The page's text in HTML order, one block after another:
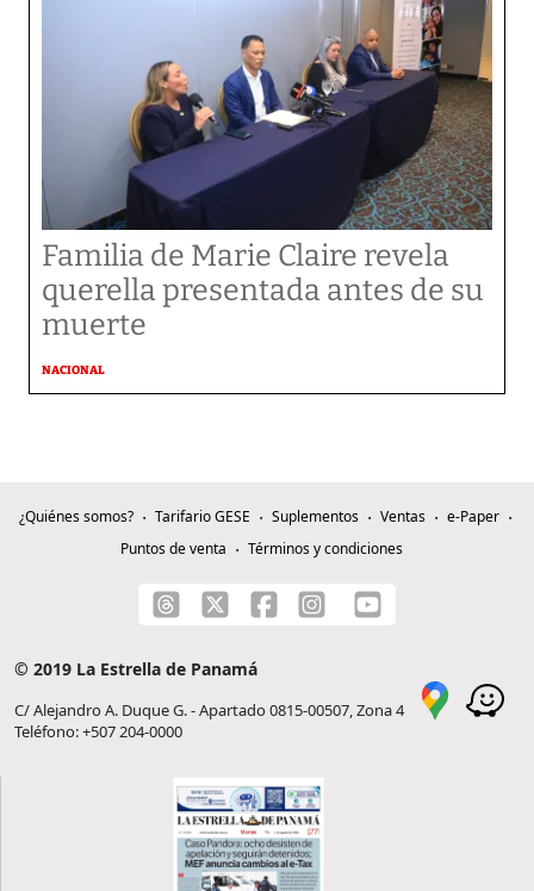
Familia de Marie Claire revela
querella presentada antes de su
muerte
NACIONAL
¿Quiénes somos? Tarifario GESE Suplementos Ventas
e-Paper
Puntos de venta
Términos y condiciones
© 2019 La Estrella de Panamá
C/ Alejandro A. Duque G. - Apartado 0815-00507, Zona 4
Teléfono: +507 204-0000